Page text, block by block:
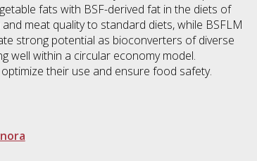
fats with BSF-derived fat in the diets of
meat quality to standard diets, while BSFLM
strong potential as bioconverters of diverse
well within a circular economy model.
their use and ensure food safety.